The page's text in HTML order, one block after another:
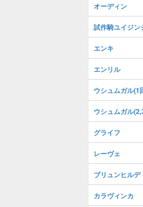
オーディン
試作騎ユイジン
エンキ
エンリル
ウシュムガル(1
ウシュムガル
グライフ
レーヴェ
ブリュンヒルデ
カラヴィンカ